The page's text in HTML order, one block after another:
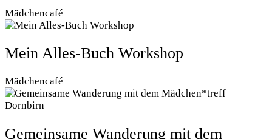
Mädchencafé
Mein Alles-Buch Workshop
Mädchencafé
Gemeinsame Wanderung mit dem